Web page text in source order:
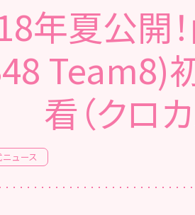
年夏公開
Team8)
看（クロカ
ュース